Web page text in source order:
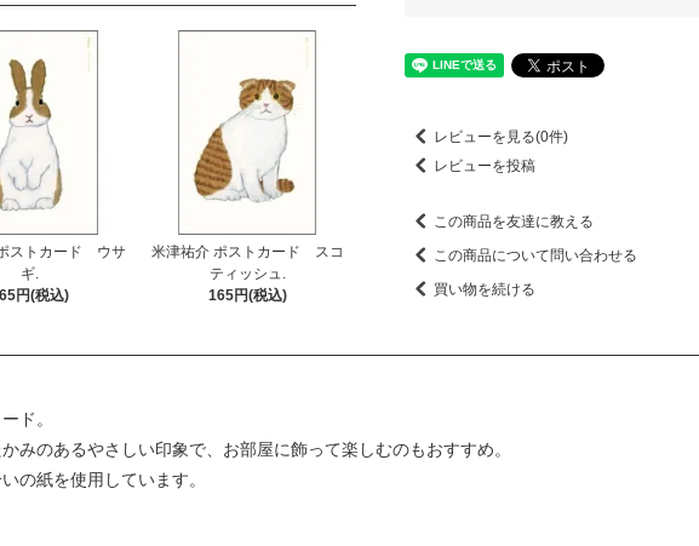
ストカード ウサ
ギ.
円(税込)
米津祐介 ポストカード スコ
ティッシュ.
165円(税込)
レビューを見る(0件)
レビューを投稿
この商品を友達に教える
この商品について問い合わせる
買い物を続ける
ド。
みのあるやさしい印象で、お部屋に飾って楽しむのもおすすめ。
の紙を使用しています。